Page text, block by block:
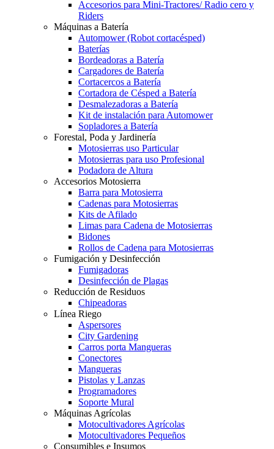
Accesorios para Mini-Tractores/ Radio cero y
Riders
Máquinas a Batería
Automower (Robot cortacésped)
Baterías
Bordeadoras a Batería
Cargadores de Batería
Cortacercos a Batería
Cortadora de Césped a Batería
Desmalezadoras a Batería
Kit de instalación para Automower
Sopladores a Batería
Forestal, Poda y Jardinería
Motosierras uso Particular
Motosierras para uso Profesional
Podadora de Altura
Accesorios Motosierra
Barra para Motosierra
Cadenas para Motosierras
Kits de Afilado
Limas para Cadena de Motosierras
Bidones
Rollos de Cadena para Motosierras
Fumigación y Desinfección
Fumigadoras
Desinfección de Plagas
Reducción de Residuos
Chipeadoras
Línea Riego
Aspersores
City Gardening
Carros porta Mangueras
Conectores
Mangueras
Pistolas y Lanzas
Programadores
Soporte Mural
Máquinas Agrícolas
Motocultivadores Agrícolas
Motocultivadores Pequeños
Consumibles e Insumos